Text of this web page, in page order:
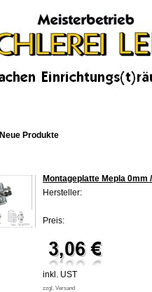
Neue Produkte
Montageplatte Mepla 0mm
Hersteller:
Preis:
inkl. UST
zzgl. Versand